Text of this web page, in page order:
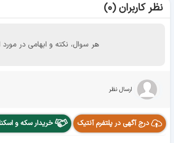
نظر کاربران (۰)
هر سوال، نکته و ابهامی در
ارسال نظر
درج آگهی در پلتفرم آنتیک خریدار سکه و